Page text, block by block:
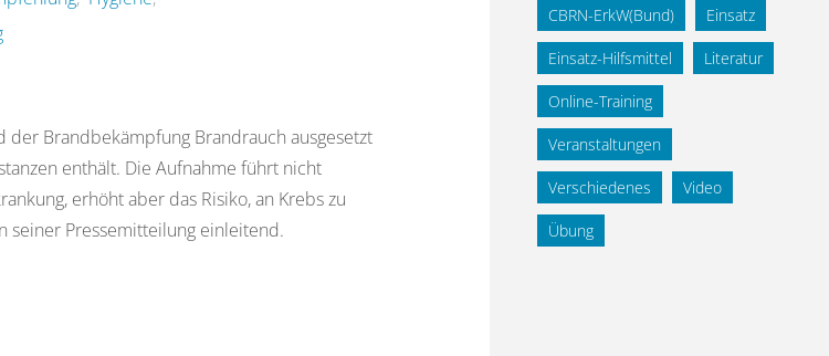
der Brandbekämpfung Brandrauch ausgesetzt
enthält. Die Aufnahme führt nicht
erhöht aber das Risiko, an Krebs zu
seiner Pressemitteilung einleitend.
CBRN-ErkW(Bund) Einsatz
Einsatz-Hilfsmittel Literatur
Online-Training
Veranstaltungen
Verschiedenes Video
Übung